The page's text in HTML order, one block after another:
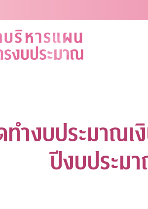
ทำงบประมาณ
ปีงบประม